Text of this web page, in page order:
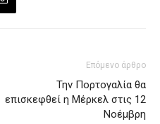
Επόμενο άρθρο
Την Πορτογαλία θα
επισκεφθεί η Μέρκελ στις 12
Νοέμβρη